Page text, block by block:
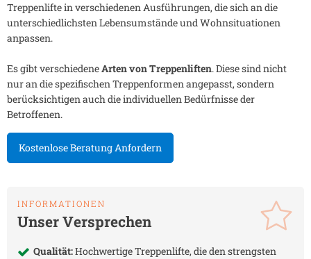
Treppenlifte in verschiedenen Ausführungen, die sich an die
unterschiedlichsten Lebensumstände und Wohnsituationen
anpassen.
Es gibt verschiedeneArten von Treppenliften. Diese sind nicht
nur an die spezifischen Treppenformen angepasst, sondern
berücksichtigen auch die individuellen Bedürfnisse der
Betroffenen.
Kostenlose Beratung Anfordern
INFORMATIONEN
Unser Versprechen
Qualität:Hochwertige Treppenlifte, die den strengsten